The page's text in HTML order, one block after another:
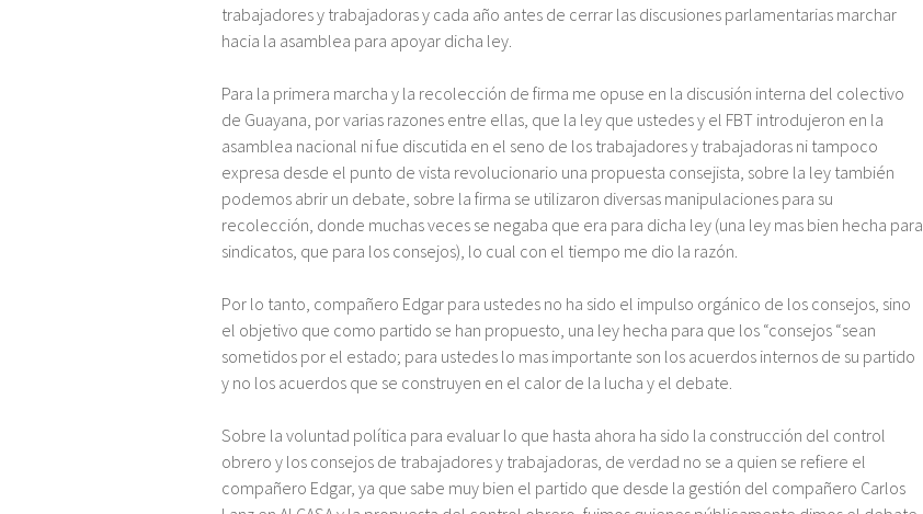
trabajadores y trabajadoras y cada año antes de cerrar las discusiones parlamentarias marchar
hacia la asamblea para apoyar dicha ley.
Para la primera marcha y la recolección de firma me opuse en la discusión interna del colectivo
de Guayana, por varias razones entre ellas, que la ley que ustedes y el FBT introdujeron en la
asamblea nacional ni fue discutida en el seno de los trabajadores y trabajadoras ni tampoco
expresa desde el punto de vista revolucionario una propuesta consejista, sobre la ley también
podemos abrir un debate, sobre la firma se utilizaron diversas manipulaciones para su
recolección, donde muchas veces se negaba que era para dicha ley (una ley mas bien hecha para
sindicatos, que para los consejos), lo cual con el tiempo me dio la razón.
Por lo tanto, compañero Edgar para ustedes no ha sido el impulso orgánico de los consejos, sino
el objetivo que como partido se han propuesto, una ley hecha para que los “consejos “sean
sometidos por el estado; para ustedes lo mas importante son los acuerdos internos de su partido
y no los acuerdos que se construyen en el calor de la lucha y el debate.
Sobre la voluntad política para evaluar lo que hasta ahora ha sido la construcción del control
obrero y los consejos de trabajadores y trabajadoras, de verdad no se a quien se refiere el
compañero Edgar, ya que sabe muy bien el partido que desde la gestión del compañero Carlos